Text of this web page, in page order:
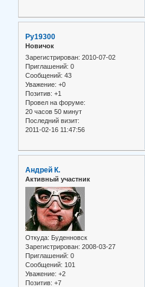
Ру19300
Новичок
Зарегистрирован: 2010-07-02
Приглашений: 0
Сообщений: 43
Уважение: +0
Позитив: +1
Провел на форуме:
20 часов 50 минут
Последний визит:
2011-02-16 11:47:56
Андрей К.
Активный участник
Откуда: Буденновск
Зарегистрирован: 2008-03-27
Приглашений: 0
Сообщений: 101
Уважение: +2
Позитив: +7